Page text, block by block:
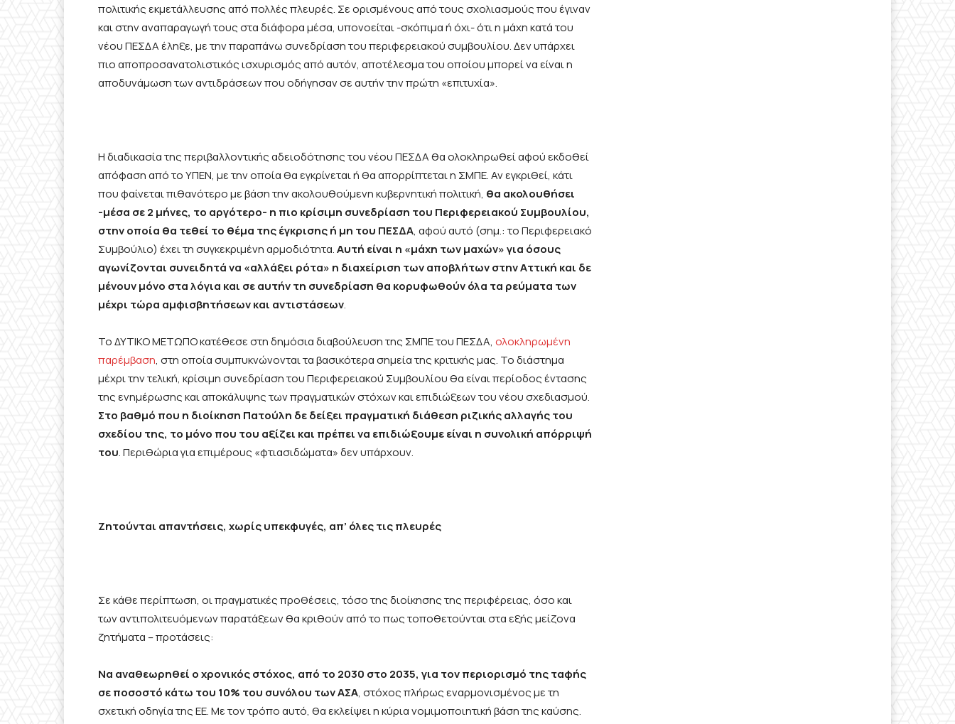
πολιτικής εκμετάλλευσης από πολλές πλευρές. Σε ορισμένους από τους σχολιασμούς που έγιναν
και στην αναπαραγωγή τους στα διάφορα μέσα, υπονοείται -σκόπιμα ή όχι- ότι η μάχη κατά του
νέου ΠΕΣΔΑ έληξε, με την παραπάνω συνεδρίαση του περιφερειακού συμβουλίου. Δεν υπάρχει
πιο αποπροσανατολιστικός ισχυρισμός από αυτόν, αποτέλεσμα του οποίου μπορεί να είναι η
αποδυνάμωση των αντιδράσεων που οδήγησαν σε αυτήν την πρώτη «επιτυχία».
Η διαδικασία της περιβαλλοντικής αδειοδότησης του νέου ΠΕΣΔΑ θα ολοκληρωθεί αφού εκδοθεί
απόφαση από το ΥΠΕΝ, με την οποία θα εγκρίνεται ή θα απορρίπτεται η ΣΜΠΕ. Αν εγκριθεί, κάτι
που φαίνεται πιθανότερο με βάση την ακολουθούμενη κυβερνητική πολιτική, θα ακολουθήσει
-μέσα σε 2 μήνες, το αργότερο- η πιο κρίσιμη συνεδρίαση του Περιφερειακού Συμβουλίου,
στην οποία θα τεθεί το θέμα της έγκρισης ή μη του ΠΕΣΔΑ, αφού αυτό (σημ.: το Περιφερειακό
Συμβούλιο) έχει τη συγκεκριμένη αρμοδιότητα.Αυτή είναι η «μάχη των μαχών» για όσους
αγωνίζονται συνειδητά να «αλλάξει ρότα» η διαχείριση των αποβλήτων στην Αττική και δε
μένουν μόνο στα λόγια και σε αυτήν τη συνεδρίαση θα κορυφωθούν όλα τα ρεύματα των
μέχρι τώρα αμφισβητήσεων και αντιστάσεων.
Το ΔΥΤΙΚΟ ΜΕΤΩΠΟ κατέθεσε στη δημόσια διαβούλευση της ΣΜΠΕ του ΠΕΣΔΑ, ολοκληρωμένη
παρέμβαση, στη οποία συμπυκνώνονται τα βασικότερα σημεία της κριτικής μας. Το διάστημα
μέχρι την τελική, κρίσιμη συνεδρίαση του Περιφερειακού Συμβουλίου θα είναι περίοδος έντασης
της ενημέρωσης και αποκάλυψης των πραγματικών στόχων και επιδιώξεων του νέου σχεδιασμού.
Στο βαθμό που η διοίκηση Πατούλη δε δείξει πραγματική διάθεση ριζικής αλλαγής του
σχεδίου της, το μόνο που του αξίζει και πρέπει να επιδιώξουμε είναι η συνολική απόρριψή
του. Περιθώρια για επιμέρους «φτιασιδώματα» δεν υπάρχουν.
Ζητούνται απαντήσεις, χωρίς υπεκφυγές, απ’ όλες τις πλευρές
Σε κάθε περίπτωση, οι πραγματικές προθέσεις, τόσο της διοίκησης της περιφέρειας, όσο και
των αντιπολιτευόμενων παρατάξεων θα κριθούν από το πως τοποθετούνται στα εξής μείζονα
ζητήματα – προτάσεις:
Να αναθεωρηθεί ο χρονικός στόχος, από το 2030 στο 2035, για τον περιορισμό της ταφής
σε ποσοστό κάτω του 10% του συνόλου των ΑΣΑ, στόχος πλήρως εναρμονισμένος με τη
σχετική οδηγία της ΕΕ. Με τον τρόπο αυτό, θα εκλείψει η κύρια νομιμοποιητική βάση της καύσης.